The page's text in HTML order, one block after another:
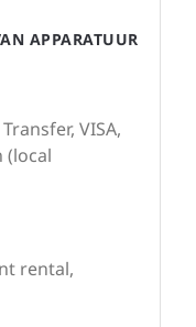
rental,
APPARATUUR
VISA,
(local